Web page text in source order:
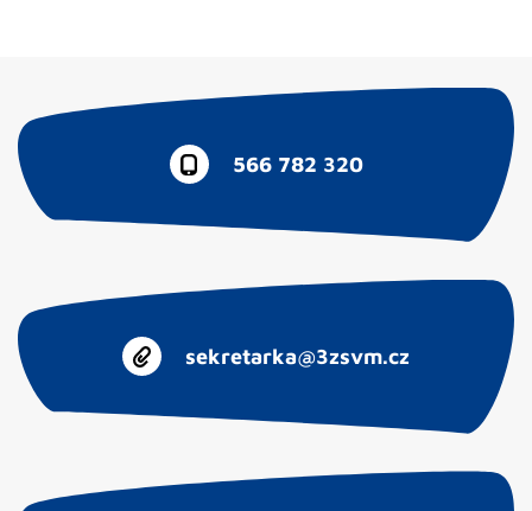
566 782 320
sekretarka@3zsvm.cz